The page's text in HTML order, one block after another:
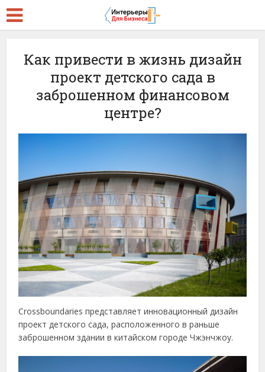
Как привести в жизнь дизайн
проект детского сада в
заброшенном финансовом
центре?
Crossboundaries представляет инновационный дизайн
проект детского сада, расположенного в раньше
заброшенном здании в китайском городе Чжэнчжоу.